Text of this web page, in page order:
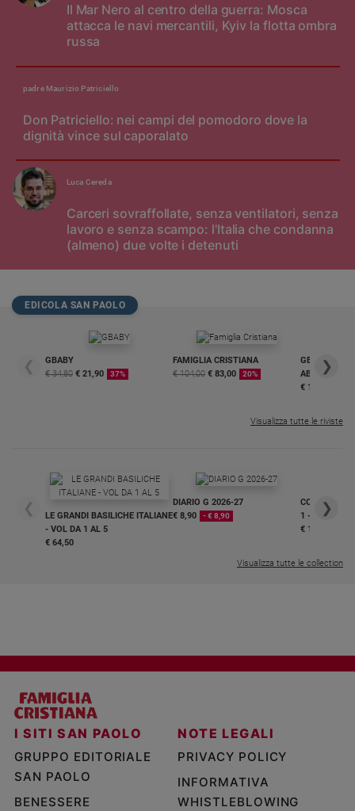
Il Mar Nero al centro della guerra: Mosca
attacca le navi mercantili, Kyiv la flotta ombra
russa
Don Patriciello: nei campi del pomodoro dove la
dignità vince sul caporalato
padre Maurizio Patriciello
Carceri sovraffollate, senza ventilatori, senza
lavoro e senza scampo: l'Italia che condanna
(almeno) due volte i detenuti
Luca Cereda
EDICOLA SAN PAOLO
❮
GBABY
€ 34,80 € 21,90 37%
FAMIGLIA CRISTIANA
€ 104,00 € 83,00 20%
GBABY
€ 16,99
❯
Visualizza tutte le riviste
❮
LE GRANDI BASILICHE ITALIANE
- VOL DA 1 AL 5
€ 64,50
DIARIO G 2026-27
€ 8,90
- € 8,90
COLLANA
1 - 2
€ 18,50
❯
Visualizza tutte le collection
I SITI SAN PAOLO
GRUPPO EDITORIALE
SAN PAOLO
BENESSERE
NOTE LEGALI
PRIVACY POLICY
INFORMATIVA
WHISTLEBLOWING